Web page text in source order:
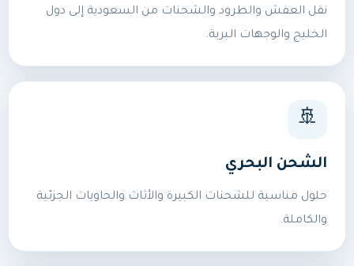
نقل العفش والطرود والشحنات من السعودية إلى دول
الخليج والوجهات البرية.
🚢
الشحن البحري
حلول مناسبة للشحنات الكبيرة والأثاث والحاويات الجزئية
والكاملة.